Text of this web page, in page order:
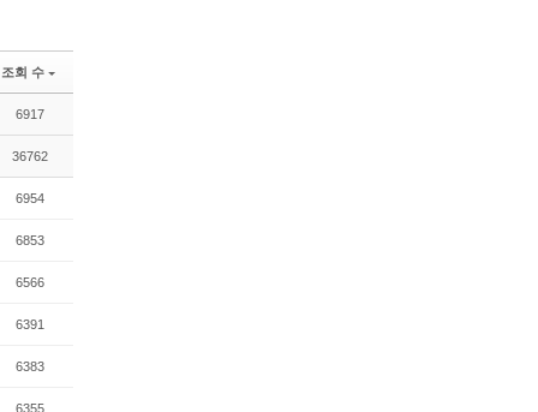
조회 수
6917
36762
6954
6853
6566
6391
6383
6355